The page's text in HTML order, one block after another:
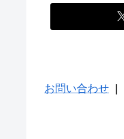
お問い合わせ |